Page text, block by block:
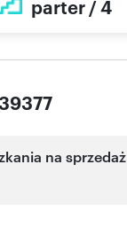
parter / 4
na sprzedaż